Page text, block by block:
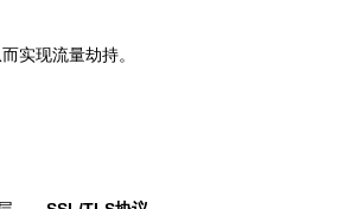
实现流量劫持。